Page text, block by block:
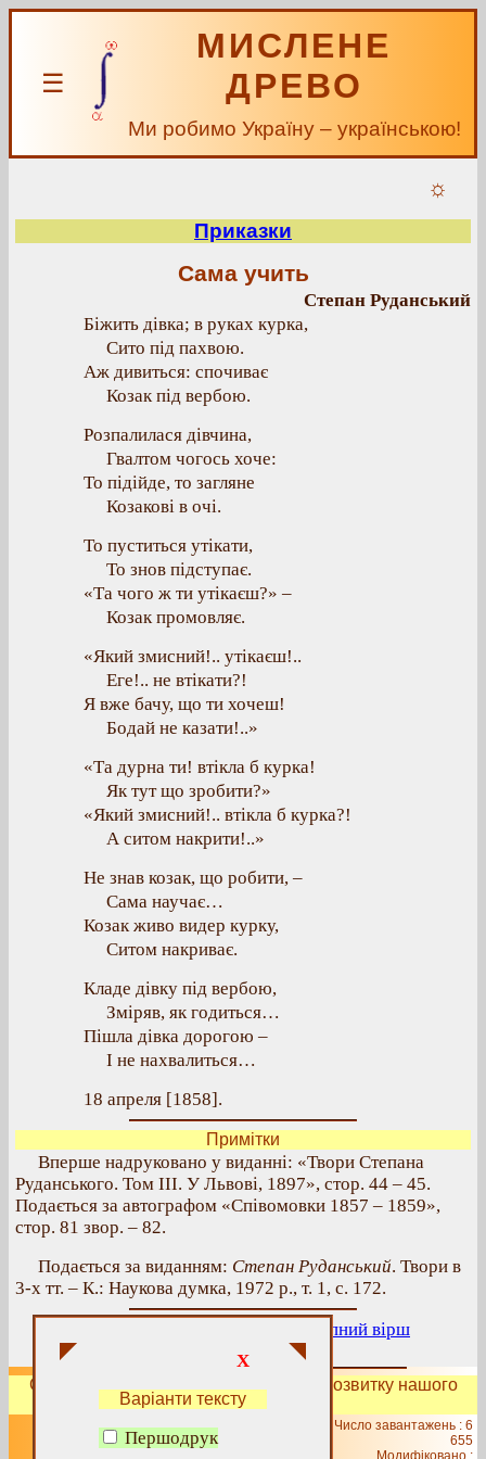
☰
МИСЛЕНЕ
ДРЕВО
Ми робимо Україну – українською!
☼
Приказки
Сама учить
Степан Руданський
X
Варіанти тексту
Першодрук
Біжить дівка; в руках курка,
Сито під пахвою.
Аж дивиться: спочиває
Козак під вербою.
Розпалилася дівчина,
Гвалтом чогось хоче:
То підійде, то загляне
Козакові в очі.
То пуститься утікати,
То знов підступає.
«Та чого ж ти утікаєш?» –
Козак промовляє.
«Який змисний!.. утікаєш!..
Еге!.. не втікати?!
Я вже бачу, що ти хочеш!
Бодай не казати!..»
«Та дурна ти! втікла б курка!
Як тут що зробити?»
«Який змисний!.. втікла б курка?!
А ситом накрити!..»
Не знав козак, що робити, –
Сама научає…
Козак живо видер курку,
Ситом накриває.
Кладе дівку під вербою,
Зміряв, як годиться…
Пішла дівка дорогою –
І не нахвалиться…
18 апреля [1858].
Примітки
Вперше надруковано у виданні: «Твори Степана
Руданського. Том III. У Львові, 1897», стор. 44 – 45.
Подається за автографом «Співомовки 1857 – 1859»,
стор. 81 звор. – 82.
Подається за виданням: Степан Руданський. Твори в
3-х тт. – К.: Наукова думка, 1972 р., т. 1, с. 172.
Наступний вірш
Сподобалась сторінка?
розвитку нашого
сайту!
© 1999 – 2026 Група «Мисленого
Число завантажень : 6
655
Модифіковано :